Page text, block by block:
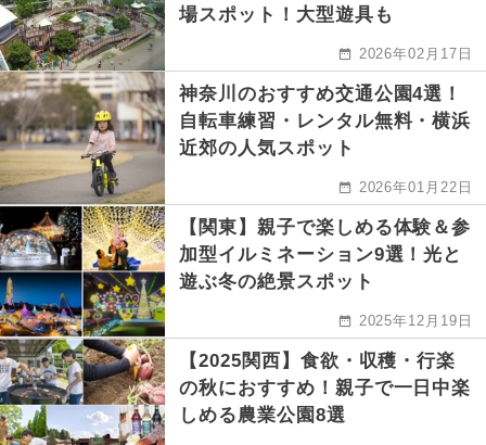
場スポット！大型遊具も
2026年02月17日
神奈川のおすすめ交通公園4選！
自転車練習・レンタル無料・横浜
近郊の人気スポット
2026年01月22日
【関東】親子で楽しめる体験＆参
加型イルミネーション9選！光と
遊ぶ冬の絶景スポット
2025年12月19日
【2025関西】食欲・収穫・行楽
の秋におすすめ！親子で一日中楽
しめる農業公園8選